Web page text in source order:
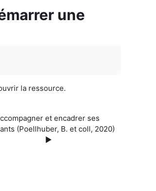
une
la ressource.
et encadrer ses
(Poellhuber, B. et coll, 2020)
▶︎